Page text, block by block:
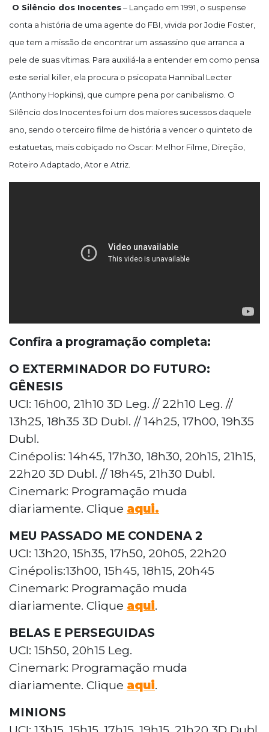
O Silêncio dos Inocentes– Lançado em 1991, o suspense
conta a história de uma agente do FBI, vivida por Jodie Foster,
que tem a missão de encontrar um assassino que arranca a
pele de suas vítimas. Para auxiliá-la a entender em como pensa
este serial killer, ela procura o psicopata Hannibal Lecter
(Anthony Hopkins), que cumpre pena por canibalismo. O
Silêncio dos Inocentes foi um dos maiores sucessos daquele
ano, sendo o terceiro filme de história a vencer o quinteto de
estatuetas, mais cobiçado no Oscar: Melhor Filme, Direção,
Roteiro Adaptado, Ator e Atriz.
Confira a programação completa:
O EXTERMINADOR DO FUTURO:
GÊNESIS
UCI: 16h00, 21h10 3D Leg. // 22h10 Leg. //
13h25, 18h35 3D Dubl. // 14h25, 17h00, 19h35
Dubl.
Cinépolis: 14h45, 17h30, 18h30, 20h15, 21h15,
22h20 3D Dubl. // 18h45, 21h30 Dubl.
Cinemark: Programação muda
diariamente. Clique aqui.
MEU PASSADO ME CONDENA 2
UCI: 13h20, 15h35, 17h50, 20h05, 22h20
Cinépolis:13h00, 15h45, 18h15, 20h45
Cinemark: Programação muda
diariamente. Clique aqui.
BELAS E PERSEGUIDAS
UCI: 15h50, 20h15 Leg.
Cinemark: Programação muda
diariamente. Clique aqui.
MINIONS